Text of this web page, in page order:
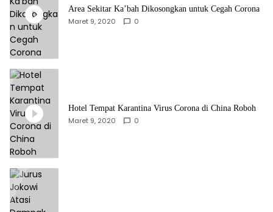
Area Sekitar Ka’bah Dikosongkan untuk Cegah Corona
Maret 9, 2020 0
Hotel Tempat Karantina Virus Corona di China Roboh
Maret 9, 2020 0